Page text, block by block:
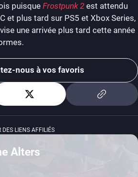
puisqueFrostpunk 2 est attendu
et plus tard sur PS5 et Xbox Series,
vise une arrivée plus tard cette année
nous à vos favoris
DES LIENS AFFILIÉS
Alters